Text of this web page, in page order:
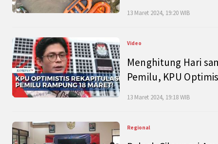
13 Maret 2024, 19:20 WIB
Video
Menghitung Hari
Pemilu, KPU
13 Maret 2024, 19:18 WIB
Regional